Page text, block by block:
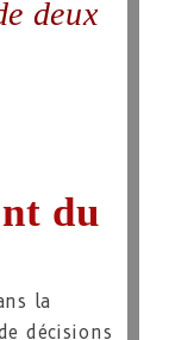
deux
du
la
décisions